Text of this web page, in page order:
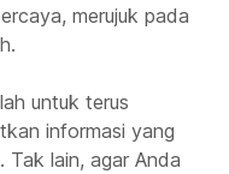
merujuk pada
untuk terus
informasi yang
Tak lain, agar Anda